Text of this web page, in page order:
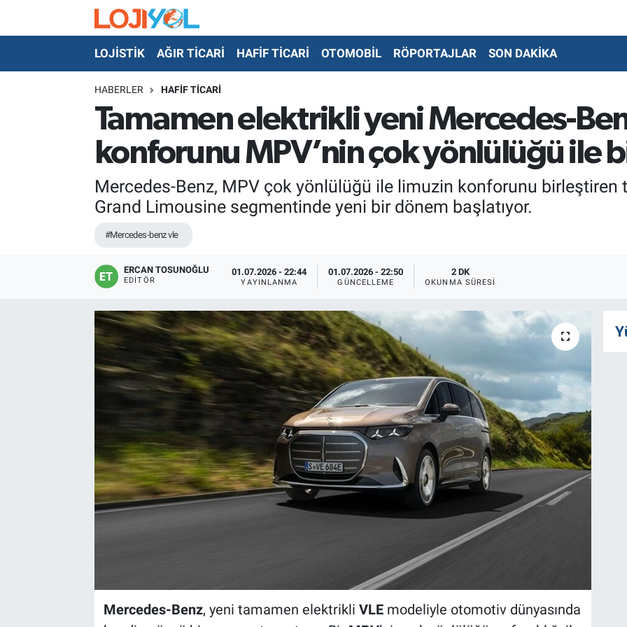
LOJİSTİK AĞIR TİCARİ HAFİF TİCARİ OTOMOBİL RÖPORTAJLAR SON DAKİKA
HABERLER HAFİF TİCARİ
Tamamen elektrikli yeni Mercedes-
konforunu MPV’nin çok yönlülüğü ile
Mercedes-Benz, MPV çok yönlülüğü ile limuzin konforunu birleştiren
Grand Limousine segmentinde yeni bir dönem başlatıyor.
#Mercedes-benz vle
ERCAN TOSUNOĞLU
EDITÖR
01.07.2026 - 22:44
YAYINLANMA
01.07.2026 - 22:50
GÜNCELLEME
2 DK
OKUNMA SÜRESI
Mercedes-Benz, yeni tamamen elektrikli VLEmodeliyle otomotiv dünyasında
OTO-TEST